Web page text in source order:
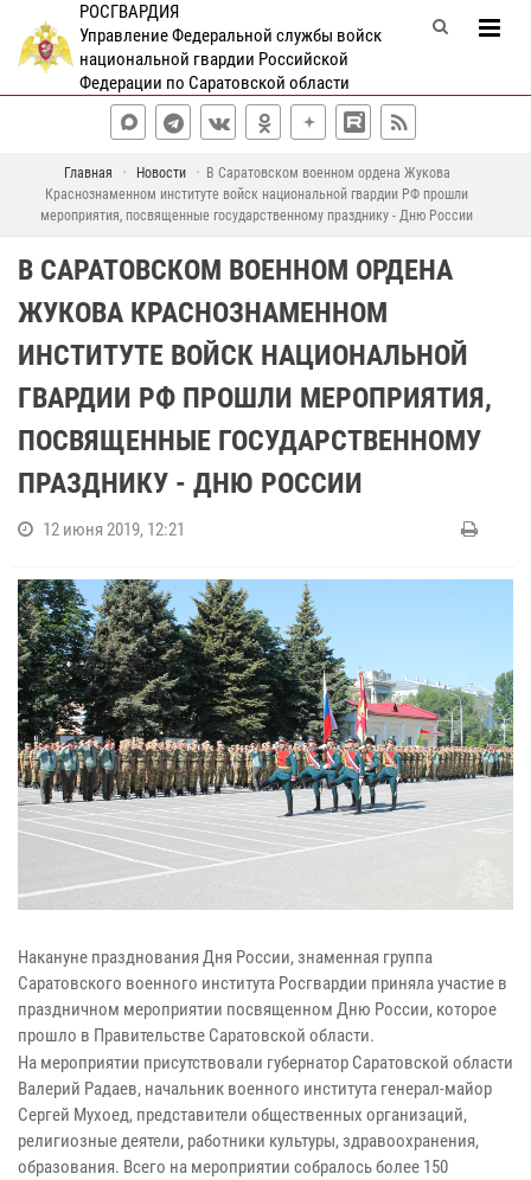
РОСГВАРДИЯ
Управление Федеральной службы войск
национальной гвардии Российской
Федерации по Саратовской области
Главная Новости
В Саратовском военном ордена Жукова
Краснознаменном институте войск национальной гвардии РФ прошли
мероприятия, посвященные государственному празднику - Дню России
В САРАТОВСКОМ ВОЕННОМ ОРДЕНА
ЖУКОВА КРАСНОЗНАМЕННОМ
ИНСТИТУТЕ ВОЙСК НАЦИОНАЛЬНОЙ
ГВАРДИИ РФ ПРОШЛИ МЕРОПРИЯТИЯ,
ПОСВЯЩЕННЫЕ ГОСУДАРСТВЕННОМУ
ПРАЗДНИКУ - ДНЮ РОССИИ
12 июня 2019, 12:21
Накануне празднования Дня России, знаменная группа
Саратовского военного института Росгвардии приняла участие в
праздничном мероприятии посвященном Дню России, которое
прошло в Правительстве Саратовской области.
На мероприятии присутствовали губернатор Саратовской области
Валерий Радаев, начальник военного института генерал-майор
Сергей Мухоед, представители общественных организаций,
религиозные деятели, работники культуры, здравоохранения,
образования. Всего на мероприятии собралось более 150